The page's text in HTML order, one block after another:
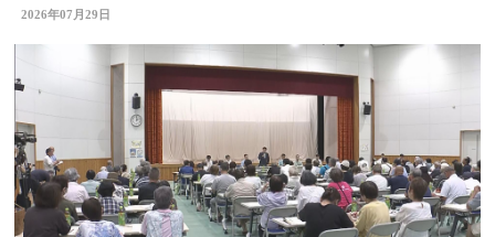
看護師、水道局など
2026年07月29日